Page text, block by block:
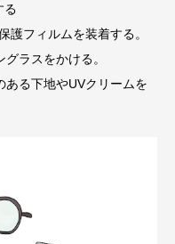
る
護フィルムを装着する。
ラスをかける。
ある下地やUVクリームを